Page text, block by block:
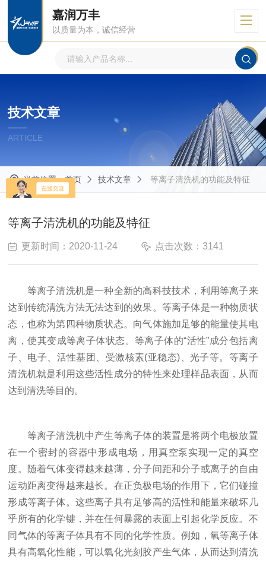
嘉润万丰
以质量为本，诚信经营
技术文章
ARTICLE
当前位置：首页 技术文章 等离子清洗机的功能及特征
等离子清洗机的功能及特征
更新时间：2020-11-24 点击次数：3141
等离子清洗机是一种全新的高科技技术，利用等离子来
达到传统清洗方法无法达到的效果。等离子体是一种物质状
态，也称为第四种物质状态。向气体施加足够的能量使其电
离，使其变成等离子体状态。等离子体的“活性”成分包括离
子、电子、活性基团、受激核素(亚稳态)、光子等。等离子
清洗机就是利用这些活性成分的特性来处理样品表面，从而
达到清洗等目的。
等离子清洗机中产生等离子体的装置是将两个电极放置
在一个密封的容器中形成电场，用真空泵实现一定的真空
度。随着气体变得越来越薄，分子间距和分子或离子的自由
运动距离变得越来越长。在正负极电场的作用下，它们碰撞
形成等离子体。这些离子具有足够高的活性和能量来破坏几
乎所有的化学键，并在任何暴露的表面上引起化学反应。不
同气体的等离子体具有不同的化学性质。例如，氧等离子体
具有高氧化性能，可以氧化光刻胶产生气体，从而达到清洗